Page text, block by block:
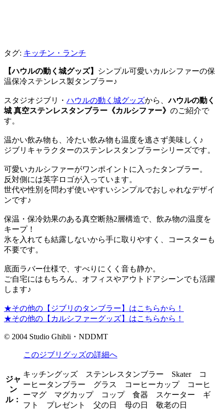
タグ: キッチン・ランチ
【ハウルの動く城グッズ】
シンプル可愛いカルシファーの保
温保冷ステンレス製タンブラー♪
スタジオジブリ・ ハウルの動く城グッズから、ハウルの動く
城 真空ステンレスタンブラー《カルシファー》 のご紹介で
す。
温かい飲み物も、冷たい飲み物も温度を逃さず美味しく♪
ジブリキャラクターのステンレスタンブラーシリーズです。
可愛いカルシファーがワンポイントに入ったタンブラー。
反対側には英字ロゴが入っています。
世代や性別を問わず使いやすいシンプルでおしゃれなデザイ
ンです♪
保温・保冷効果のある真空断熱2層構造で、飲み物の温度を
キープ！
氷を入れても結露しないから手に取りやすく、コースターも
不要です。
底面ラバー仕様で、すべりにくく音も静か。
ご自宅にはもちろん、オフィスやアウトドアシーンでも活躍
します♪
★その他の【ジブリのタンブラー】はこちらから！
★その他の【カルシファーグッズ】はこちらから！
© 2004 Studio Ghibli・NDDMT
このジブリグッズの詳細へ
ジャ
ン
ル：
キッチングッズ ステンレスタンブラー Skater コ
ーヒータンブラー グラス コーヒーカップ コーヒ
ーマグ マグカップ コップ 食器 スケーター ギ
フト プレゼント 父の日 母の日 敬老の日